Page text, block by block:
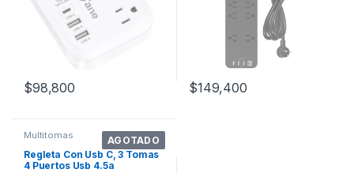
$98,800 $149,400
AGOTADO
Multitomas
Regleta Con Usb C, 3 Tomas
4 Puertos Usb 4.5a